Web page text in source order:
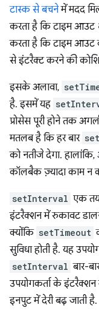
टास्क से बचनेमें मदद
करता है कि टाइम आउट
करता है कि टाइम आउट
से इंटरैक्ट करने की
इसके अलावा,
है. इसमें यह
प्रोसेस पूरी होने तक
मतलब है कि हर बार
को नतीजे देगा.
कॉलबैक ज़्यादा काम न
setInterval एक
इंटरैक्शन में रुकावट
क्योंकि setTimeout
सुविधा होती है. यह
setInterval बार-
उपयोगकर्ता के इंटरैक्शन
इनपुट में देरी बढ़ जाती है.